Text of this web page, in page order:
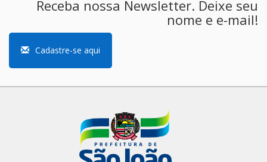
Receba nossa Newsletter. Deixe seu
nome e e-mail!
Cadastre-se aqui